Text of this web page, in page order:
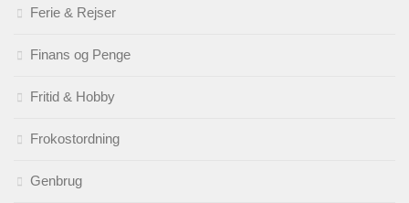
Ferie & Rejser
Finans og Penge
Fritid & Hobby
Frokostordning
Genbrug